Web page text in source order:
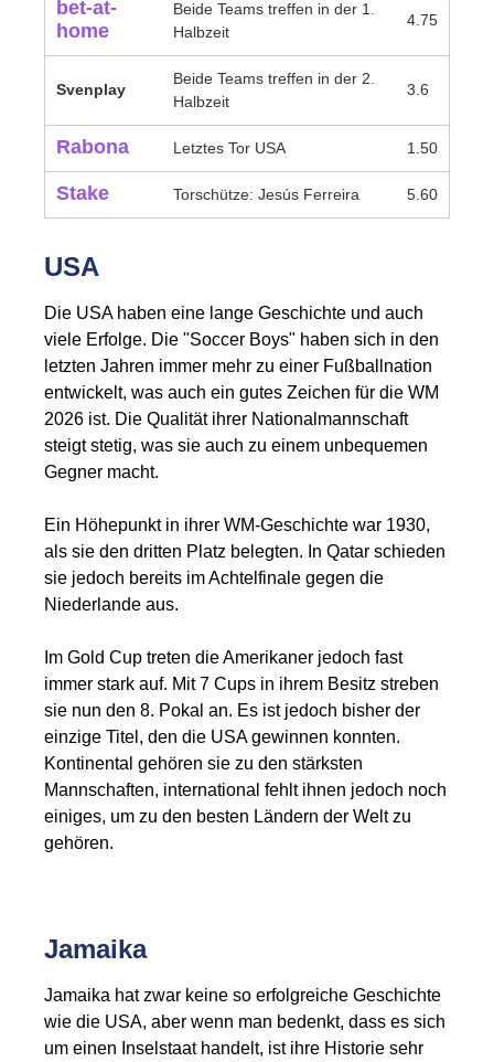
bet-at-
home
Beide Teams treffen in der 1.
Halbzeit
4.75
Svenplay
Beide Teams treffen in der 2.
Halbzeit
3.6
Rabona Letztes Tor USA 1.50
Stake Torschütze: Jesús Ferreira 5.60
USA
Die USA haben eine lange Geschichte und auch
viele Erfolge. Die "Soccer Boys" haben sich in den
letzten Jahren immer mehr zu einer Fußballnation
entwickelt, was auch ein gutes Zeichen für die WM
2026 ist. Die Qualität ihrer Nationalmannschaft
steigt stetig, was sie auch zu einem unbequemen
Gegner macht.
Ein Höhepunkt in ihrer WM-Geschichte war 1930,
als sie den dritten Platz belegten. In Qatar schieden
sie jedoch bereits im Achtelfinale gegen die
Niederlande aus.
Im Gold Cup treten die Amerikaner jedoch fast
immer stark auf. Mit 7 Cups in ihrem Besitz streben
sie nun den 8. Pokal an. Es ist jedoch bisher der
einzige Titel, den die USA gewinnen konnten.
Kontinental gehören sie zu den stärksten
Mannschaften, international fehlt ihnen jedoch noch
einiges, um zu den besten Ländern der Welt zu
gehören.
Jamaika
Jamaika hat zwar keine so erfolgreiche Geschichte
wie die USA, aber wenn man bedenkt, dass es sich
um einen Inselstaat handelt, ist ihre Historie sehr